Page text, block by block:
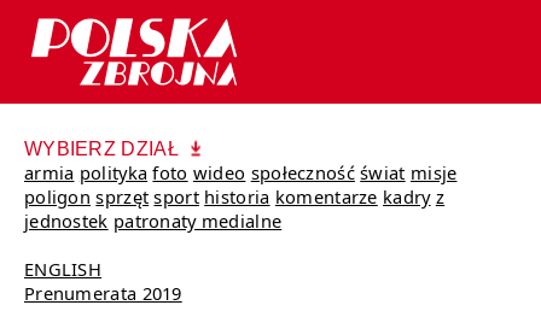
WYBIERZ DZIAŁ
armia polityka foto wideo społeczność świat misje
poligon sprzęt sport historia komentarze kadry z
jednostek patronaty medialne
ENGLISH
Prenumerata 2019